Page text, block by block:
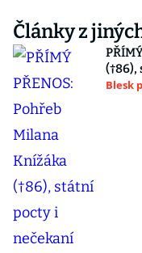
Články z
Blesk